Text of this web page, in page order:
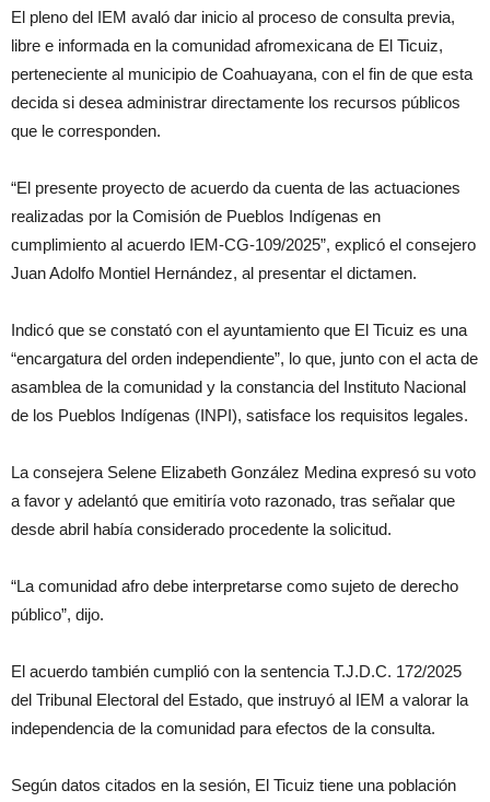
El pleno del IEM avaló dar inicio al proceso de consulta previa,
libre e informada en la comunidad afromexicana de El Ticuiz,
perteneciente al municipio de Coahuayana, con el fin de que esta
decida si desea administrar directamente los recursos públicos
que le corresponden.
“El presente proyecto de acuerdo da cuenta de las actuaciones
realizadas por la Comisión de Pueblos Indígenas en
cumplimiento al acuerdo IEM-CG-109/2025”, explicó el consejero
Juan Adolfo Montiel Hernández, al presentar el dictamen.
Indicó que se constató con el ayuntamiento que El Ticuiz es una
“encargatura del orden independiente”, lo que, junto con el acta de
asamblea de la comunidad y la constancia del Instituto Nacional
de los Pueblos Indígenas (INPI), satisface los requisitos legales.
La consejera Selene Elizabeth González Medina expresó su voto
a favor y adelantó que emitiría voto razonado, tras señalar que
desde abril había considerado procedente la solicitud.
“La comunidad afro debe interpretarse como sujeto de derecho
público”, dijo.
El acuerdo también cumplió con la sentencia T.J.D.C. 172/2025
del Tribunal Electoral del Estado, que instruyó al IEM a valorar la
independencia de la comunidad para efectos de la consulta.
Según datos citados en la sesión, El Ticuiz tiene una población